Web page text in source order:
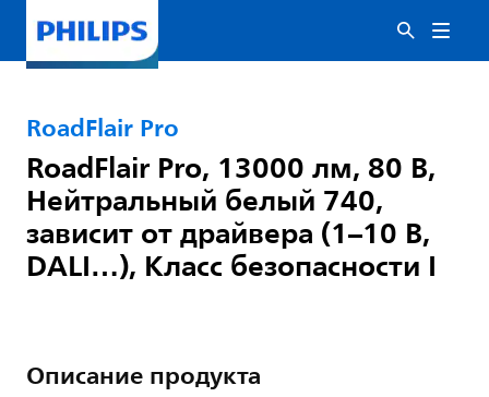
RoadFlair Pro
RoadFlair Pro, 13000 лм, 80 В,
Нейтральный белый 740,
зависит от драйвера (1–10 В,
DALI…), Класс безопасности I
Описание продукта